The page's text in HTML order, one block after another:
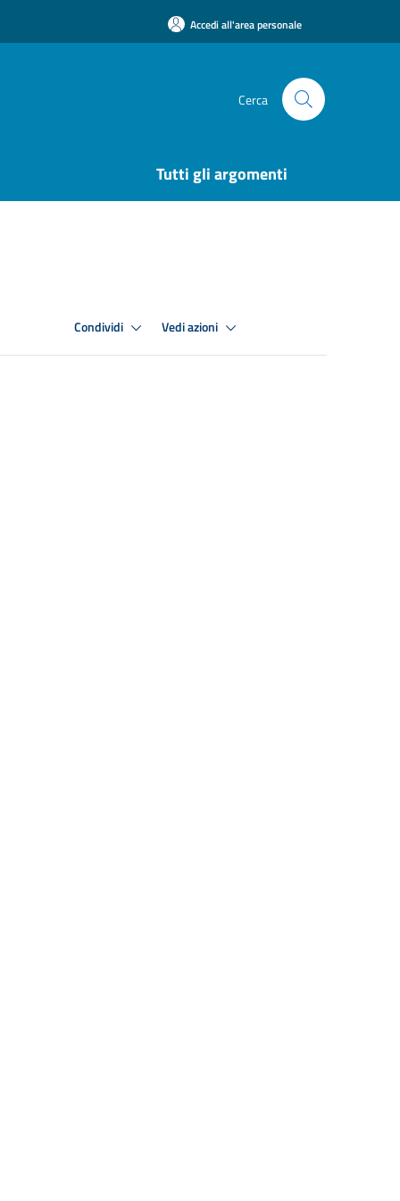
Accedi all'area personale
Cerca
Tutti gli argomenti
Condividi Vedi azioni